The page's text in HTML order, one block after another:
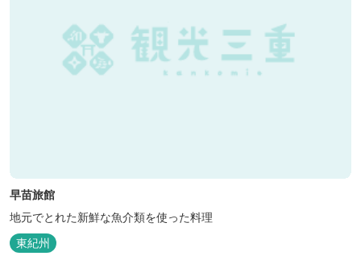
早苗旅館
地元でとれた新鮮な魚介類を使った料理
東紀州